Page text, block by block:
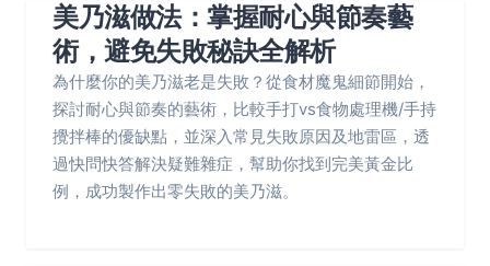
美乃滋做法：掌握耐心與節奏藝
術，避免失敗秘訣全解析
為什麼你的美乃滋老是失敗？從食材魔鬼細節開始，
探討耐心與節奏的藝術，比較手打vs食物處理機/手持
攪拌棒的優缺點，並深入常見失敗原因及地雷區，透
過快問快答解決疑難雜症，幫助你找到完美黃金比
例，成功製作出零失敗的美乃滋。